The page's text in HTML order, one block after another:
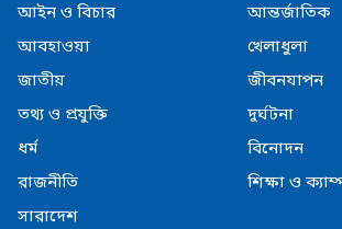
আইন ও বিচার
আন্তর্জাতিক
আবহাওয়া
খেলাধুলা
জাতীয়
জীবনযাপন
তথ্য ও প্রযুক্তি
দুর্ঘটনা
ধর্ম
বিনোদন
রাজনীতি
শিক্ষা ও
সারাদেশ